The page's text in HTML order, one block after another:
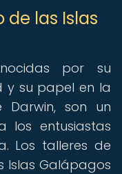
de las Islas
por su
y su papel en la
son un
los entusiastas
Los talleres de
Islas Galápagos